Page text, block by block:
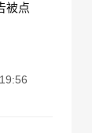
被点